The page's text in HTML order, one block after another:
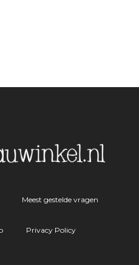
Meest gestelde vragen
Privacy Policy